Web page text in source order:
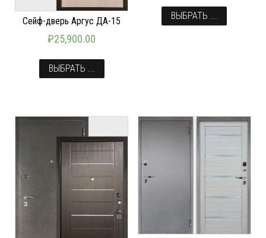
Сейф-дверь Аргус ДА-15
₽25,900.00
ВЫБРАТЬ ...
ВЫБРАТЬ ...